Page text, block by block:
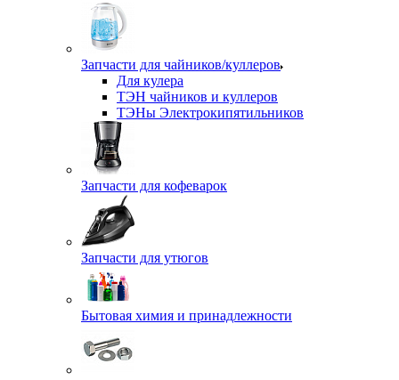
Запчасти для чайников/куллеров
Для кулера
ТЭН чайников и куллеров
ТЭНы Электрокипятильников
Запчасти для кофеварок
Запчасти для утюгов
Бытовая химия и принадлежности